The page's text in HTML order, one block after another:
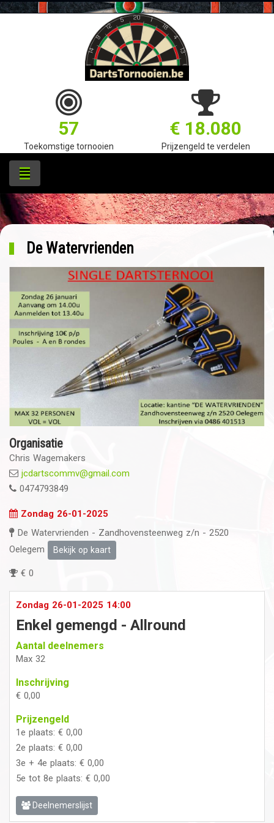
57
Toekomstige tornooien
€ 18.080
Prijzengeld te verdelen
De Watervrienden
Organisatie
Chris Wagemakers
jcdartscommv@gmail.com
0474793849
Zondag 26-01-2025
De Watervrienden - Zandhovensteenweg z/n - 2520
Oelegem
Bekijk op kaart
€ 0
Zondag 26-01-2025 14:00
Enkel gemengd - Allround
Aantal deelnemers
Max 32
Inschrijving
€ 0,00
Prijzengeld
1e plaats: € 0,00
2e plaats: € 0,00
3e + 4e plaats: € 0,00
5e tot 8e plaats: € 0,00
Deelnemerslijst